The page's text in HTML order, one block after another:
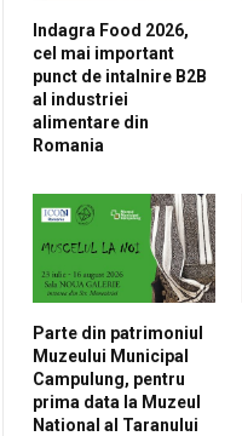
Indagra Food 2026,
cel mai important
punct de intalnire B2B
al industriei
alimentare din
Romania
Parte din patrimoniul
Muzeului Municipal
Campulung, pentru
prima data la Muzeul
National al Taranului